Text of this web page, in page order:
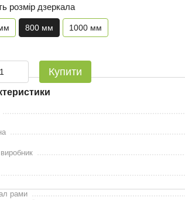
розмір дзеркала
800 мм 1000 мм
Купити
рами